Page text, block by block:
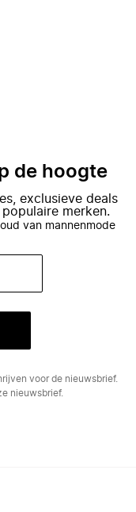
de hoogte
exclusieve deals
merken.
van mannenmode
voor de nieuwsbrief.
nieuwsbrief.